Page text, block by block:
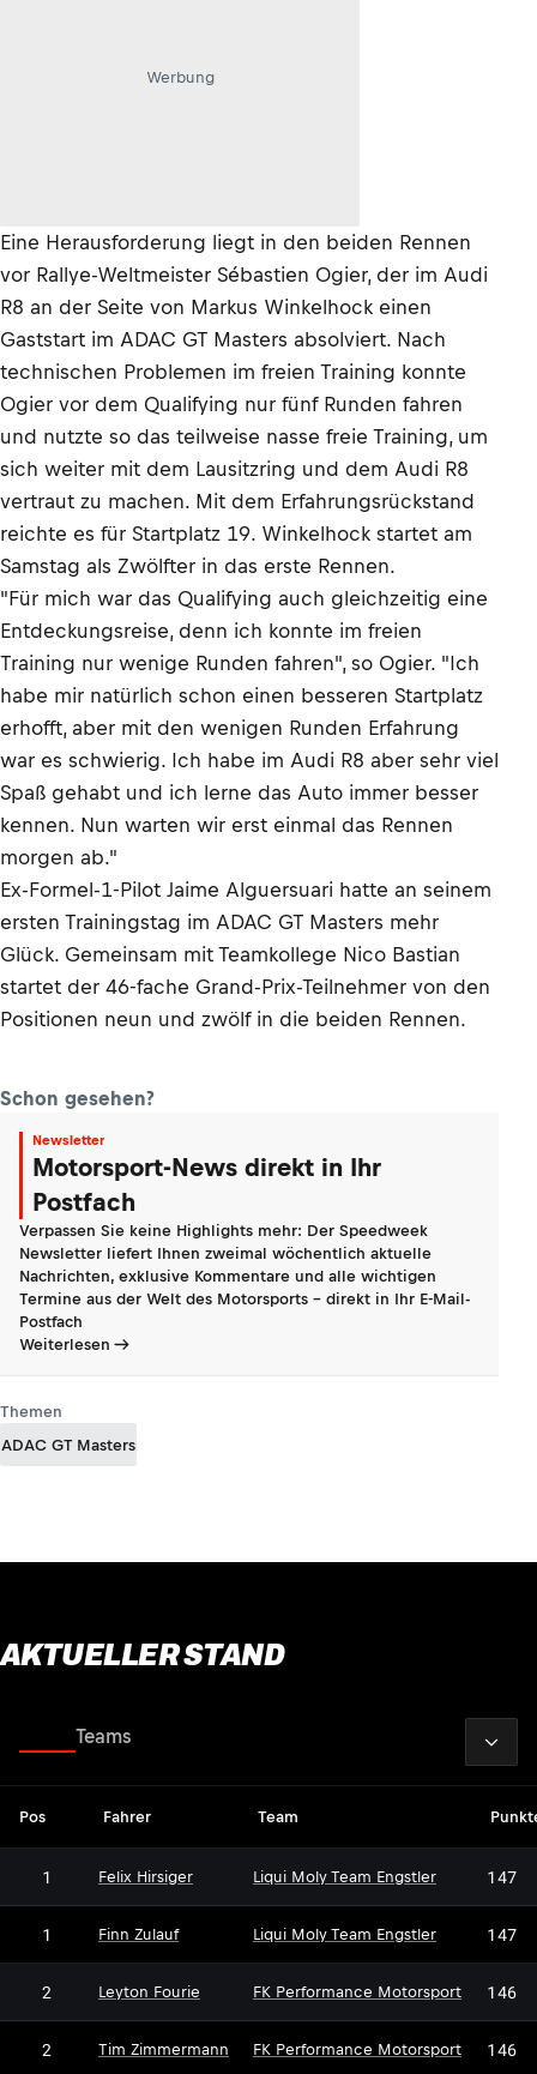
Werbung
Eine Herausforderung liegt in den beiden Rennen
vor Rallye-Weltmeister Sébastien Ogier, der im Audi
R8 an der Seite von Markus Winkelhock einen
Gaststart im ADAC GT Masters absolviert. Nach
technischen Problemen im freien Training konnte
Ogier vor dem Qualifying nur fünf Runden fahren
und nutzte so das teilweise nasse freie Training, um
sich weiter mit dem Lausitzring und dem Audi R8
vertraut zu machen. Mit dem Erfahrungsrückstand
reichte es für Startplatz 19. Winkelhock startet am
Samstag als Zwölfter in das erste Rennen.
"Für mich war das Qualifying auch gleichzeitig eine
Entdeckungsreise, denn ich konnte im freien
Training nur wenige Runden fahren", so Ogier. "Ich
habe mir natürlich schon einen besseren Startplatz
erhofft, aber mit den wenigen Runden Erfahrung
war es schwierig. Ich habe im Audi R8 aber sehr viel
Spaß gehabt und ich lerne das Auto immer besser
kennen. Nun warten wir erst einmal das Rennen
morgen ab."
Ex-Formel-1-Pilot Jaime Alguersuari hatte an seinem
ersten Trainingstag im ADAC GT Masters mehr
Glück. Gemeinsam mit Teamkollege Nico Bastian
startet der 46-fache Grand-Prix-Teilnehmer von den
Positionen neun und zwölf in die beiden Rennen.
Schon gesehen?
Newsletter
Motorsport-News direkt in Ihr
Postfach
Verpassen Sie keine Highlights mehr: Der Speedweek
Newsletter liefert Ihnen zweimal wöchentlich aktuelle
Nachrichten, exklusive Kommentare und alle wichtigen
Termine aus der Welt des Motorsports - direkt in Ihr E-Mail-
Postfach
Weiterlesen
Themen
ADAC GT Masters
AKTUELLER STAND
Teams
Pos Fahrer Team
1 Felix Hirsiger Liqui Moly Team Engstler 147
1 Finn Zulauf Liqui Moly Team Engstler 147
2 Leyton Fourie FK Performance Motorsport 146
2 Tim Zimmermann FK Performance Motorsport 146